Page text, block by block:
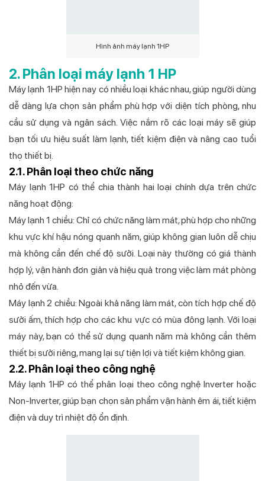
Hình ảnh máy lạnh 1HP
2. Phân loại máy lạnh 1 HP
Máy lạnh 1HP hiện nay có nhiều loại khác nhau, giúp người dùng
dễ dàng lựa chọn sản phẩm phù hợp với diện tích phòng, nhu
cầu sử dụng và ngân sách. Việc nắm rõ các loại máy sẽ giúp
bạn tối ưu hiệu suất làm lạnh, tiết kiệm điện và nâng cao tuổi
thọ thiết bị.
2.1. Phân loại theo chức năng
Máy lạnh 1HP có thể chia thành hai loại chính dựa trên chức
năng hoạt động:
Máy lạnh 1 chiều: Chỉ có chức năng làm mát, phù hợp cho những
khu vực khí hậu nóng quanh năm, giúp không gian luôn dễ chịu
mà không cần đến chế độ sưởi. Loại này thường có giá thành
hợp lý, vận hành đơn giản và hiệu quả trong việc làm mát phòng
nhỏ đến vừa.
Máy lạnh 2 chiều: Ngoài khả năng làm mát, còn tích hợp chế độ
sưởi ấm, thích hợp cho các khu vực có mùa đông lạnh. Với loại
máy này, bạn có thể sử dụng quanh năm mà không cần thêm
thiết bị sưởi riêng, mang lại sự tiện lợi và tiết kiệm không gian.
2.2. Phân loại theo công nghệ
Máy lạnh 1HP có thể phân loại theo công nghệ Inverter hoặc
Non-Inverter, giúp bạn chọn sản phẩm vận hành êm ái, tiết kiệm
điện và duy trì nhiệt độ ổn định.